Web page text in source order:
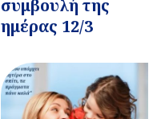
συμβουλή της
ημέρας 12/3